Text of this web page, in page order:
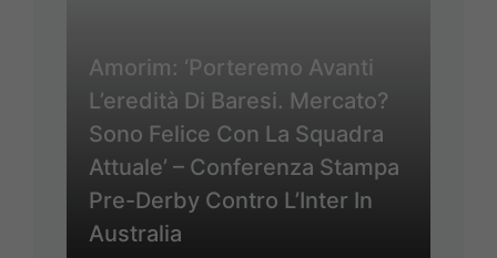
Amorim: ‘Porteremo Avanti
L’eredità Di Baresi. Mercato?
Sono Felice Con La Squadra
Attuale’ – Conferenza Stampa
Pre-Derby Contro L’Inter In
Australia